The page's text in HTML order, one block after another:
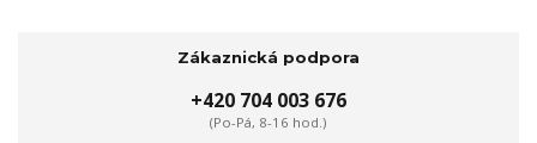
Zákaznická podpora
+420 704 003 676
(Po-Pá, 8-16 hod.)